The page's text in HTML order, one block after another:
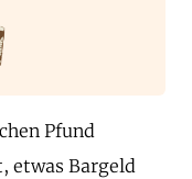
Pfund
etwas Bargeld